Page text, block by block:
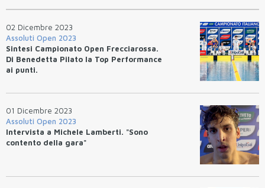
02 Dicembre 2023
Assoluti Open 2023
Sintesi Campionato Open Frecciarossa.
Di Benedetta Pilato la Top Performance
ai punti.
01 Dicembre 2023
Assoluti Open 2023
Intervista a Michele Lamberti. "Sono
contento della gara"